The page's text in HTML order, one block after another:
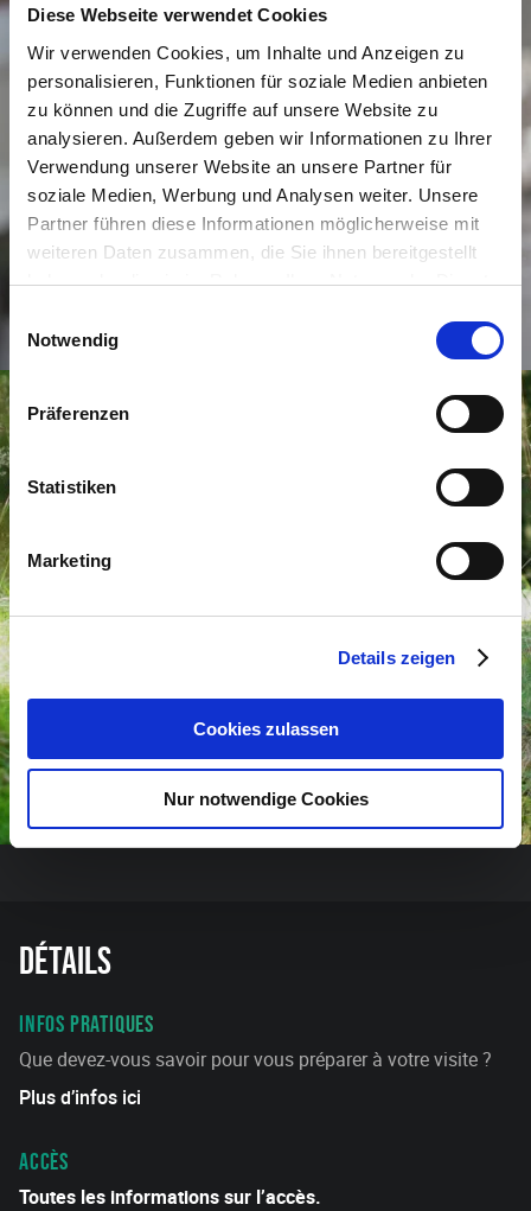
Diese Webseite verwendet Cookies
Wir verwenden Cookies, um Inhalte und Anzeigen zu
personalisieren, Funktionen für soziale Medien anbieten
zu können und die Zugriffe auf unsere Website zu
analysieren. Außerdem geben wir Informationen zu Ihrer
Verwendung unserer Website an unsere Partner für
soziale Medien, Werbung und Analysen weiter. Unsere
Partner führen diese Informationen möglicherweise mit
weiteren Daten zusammen, die Sie ihnen bereitgestellt
haben oder die sie im Rahmen Ihrer Nutzung der Dienste
Einwilligungsauswahl
Notwendig
Präferenzen
Statistiken
Marketing
Details zeigen
Cookies zulassen
Nur notwendige Cookies
Détails
INFOS PRATIQUES
Que devez-vous savoir pour vous préparer à votre visite ?
Plus d’infos ici
ACCÈS
Toutes les informations sur l’accès.